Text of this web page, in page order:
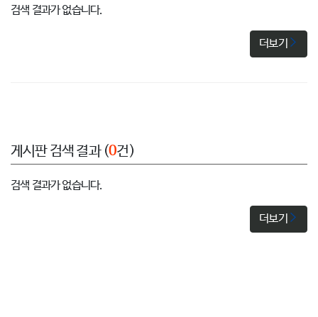
검색 결과가 없습니다.
더보기
게시판 검색 결과 (0건)
검색 결과가 없습니다.
더보기